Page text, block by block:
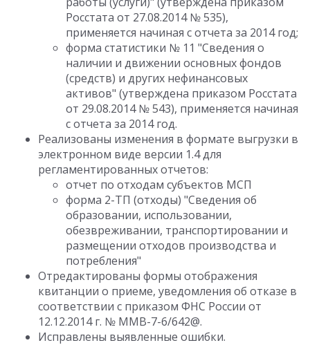
Росстата от 27.08.2014 № 535),
применяется начиная с отчета за 2014 год;
форма статистики № 11 "Сведения о
наличии и движении основных фондов
(средств) и других нефинансовых
активов" (утверждена приказом Росстата
от 29.08.2014 № 543), применяется начиная
с отчета за 2014 год.
Реализованы изменения в формате выгрузки в
электронном виде версии 1.4 для
регламентированных отчетов:
отчет по отходам субъектов МСП
форма 2-ТП (отходы) "Сведения об
образовании, использовании,
обезвреживании, транспортировании и
размещении отходов производства и
потребления"
Отредактированы формы отображения
квитанции о приеме, уведомления об отказе в
соответствии с приказом ФНС России от
12.12.2014 г. № ММВ-7-6/642@.
Исправлены выявленные ошибки.